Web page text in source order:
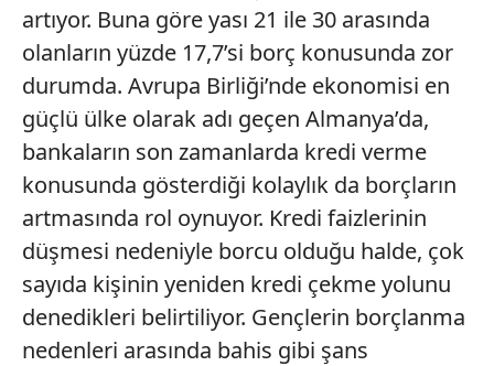
artıyor. Buna göre yası 21 ile 30 arasında
olanların yüzde 17,7’si borç konusunda zor
durumda. Avrupa Birliği’nde ekonomisi en
güçlü ülke olarak adı geçen Almanya’da,
bankaların son zamanlarda kredi verme
konusunda gösterdiği kolaylık da borçların
artmasında rol oynuyor. Kredi faizlerinin
düşmesi nedeniyle borcu olduğu halde, çok
sayıda kişinin yeniden kredi çekme yolunu
denedikleri belirtiliyor. Gençlerin borçlanma
nedenleri arasında bahis gibi şans